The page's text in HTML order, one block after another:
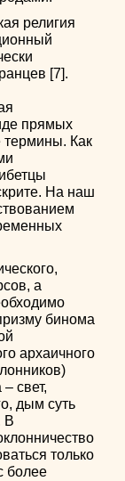
религия
[7].
прямых
термины. Как
На наш
а
бинома
архаичного
свет,
дым суть
В
только
более